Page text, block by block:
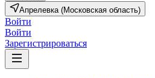
Апрелевка (Московская область)
Войти
Войти
Зарегистрироваться